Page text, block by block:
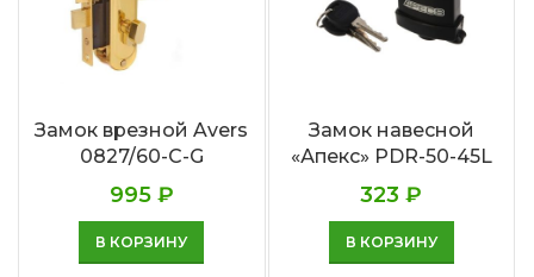
Замок врезной Avers
0827/60-C-G
995 ₽
В КОРЗИНУ
Замок навесной
«Апекс» PDR-50-45L
323₽
В КОРЗИНУ